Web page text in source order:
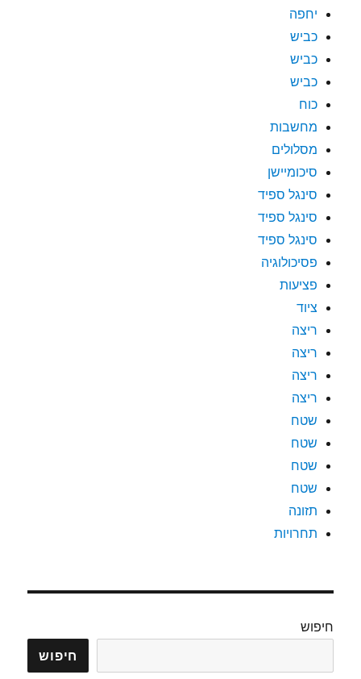
יחפה
כביש
כביש
כביש
כוח
מחשבות
מסלולים
סיכומיישן
סינגל ספיד
סינגל ספיד
סינגל ספיד
פסיכולוגיה
פציעות
ציוד
ריצה
ריצה
ריצה
ריצה
שטח
שטח
שטח
שטח
תזונה
תחרויות
חיפוש
חיפוש